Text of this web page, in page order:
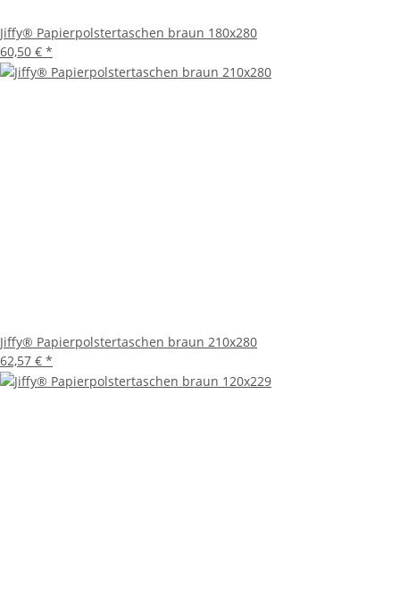
Jiffy® Papierpolstertaschen braun 180x280
60,50 € *
Jiffy® Papierpolstertaschen braun 210x280
62,57 € *